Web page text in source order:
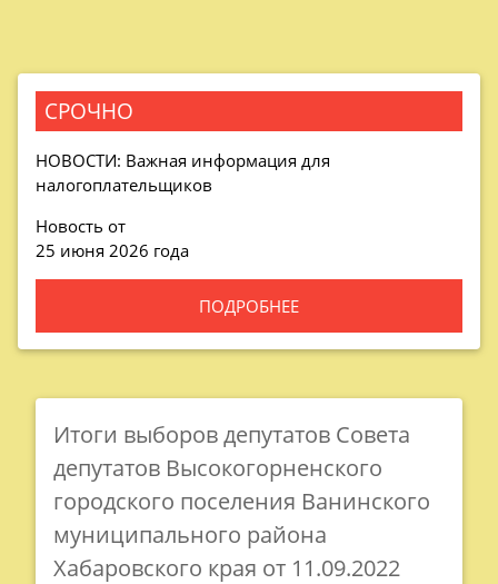
СРОЧНО
НОВОСТИ: Важная информация для
налогоплательщиков
Новость от
25 июня 2026 года
ПОДРОБНЕЕ
Итоги выборов депутатов Совета
депутатов Высокогорненского
городского поселения Ванинского
муниципального района
Хабаровского края от 11.09.2022